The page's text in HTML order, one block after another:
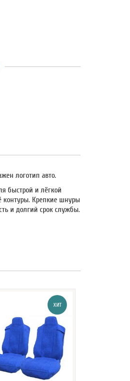
логотип авто.
быстрой и лёгкой
контуры. Крепкие шнуры
и долгий срок службы.
ХИТ